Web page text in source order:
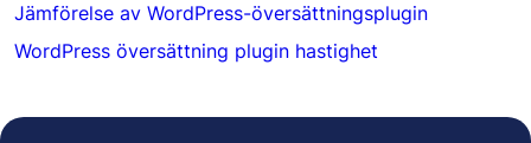
Jämförelse av WordPress-översättningsplugin
WordPress översättning plugin hastighet